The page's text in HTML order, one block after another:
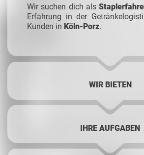
Wir suchen dich als
Erfahrung in der
Kunden in Köln-Porz.
WIR BIETEN
IHRE AUFGABEN